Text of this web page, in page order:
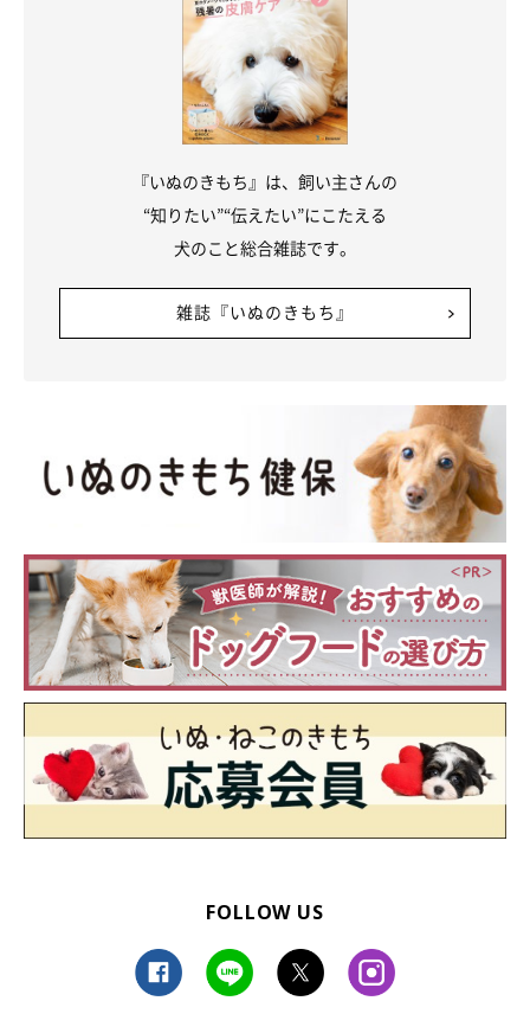
『いぬのきもち』は、飼い主さんの
“知りたい”“伝えたい”にこたえる
犬のこと総合雑誌です。
雑誌『いぬのきもち』
FOLLOW US